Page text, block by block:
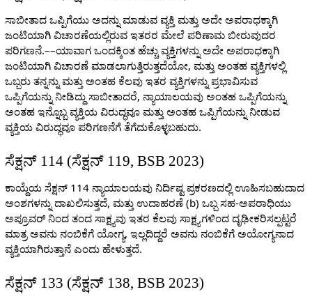
ಸಾಬೀತಾದ ಒಪ್ಪಿಗೆಯು ಅದನ್ನು ಮಾಡುವ ವ್ಯಕ್ತಿ ಮತ್ತು ಅದೇ ಅಪರಾಧಕ್ಕಾಗಿ
ಜಂಟಿಯಾಗಿ ವಿಚಾರಣೆಯಲ್ಲಿರುವ ಇತರರ ಮೇಲೆ ಪರಿಣಾಮ ಬೀರುವುದರ
ಪರಿಗಣನೆ.––ಯಾವಾಗ ಒಂದಕ್ಕಿಂತ ಹೆಚ್ಚು ವ್ಯಕ್ತಿಗಳನ್ನು ಅದೇ ಅಪರಾಧಕ್ಕಾಗಿ
ಜಂಟಿಯಾಗಿ ವಿಚಾರಣೆ ಮಾಡಲಾಗುತ್ತಿರುತ್ತದೆಯೋ, ಮತ್ತು ಅಂತಹ ವ್ಯಕ್ತಿಗಳಲ್ಲಿ
ಒಬ್ಬರು ತನ್ನನ್ನು ಮತ್ತು ಅಂತಹ ಕೆಲವು ಇತರ ವ್ಯಕ್ತಿಗಳನ್ನು ಪ್ರಭಾವಿಸುವ
ಒಪ್ಪಿಗೆಯನ್ನು ನೀಡಿದ್ದು ಸಾಬೀತಾದರೆ, ನ್ಯಾಯಾಲಯವು ಅಂತಹ ಒಪ್ಪಿಗೆಯನ್ನು
ಅಂತಹ ಇನ್ನೊಬ್ಬ ವ್ಯಕ್ತಿಯ ವಿರುದ್ಧವೂ ಮತ್ತು ಅಂತಹ ಒಪ್ಪಿಗೆಯನ್ನು ನೀಡುವ
ವ್ಯಕ್ತಿಯ ವಿರುದ್ಧವೂ ಪರಿಗಣನೆಗೆ ತೆಗೆದುಕೊಳ್ಳಬಹುದು.
ಸೆಕ್ಷನ್ 114 (ಸೆಕ್ಷನ್ 119, BSB 2023)
ಕಾಯ್ದೆಯ ಸೆಕ್ಷನ್ 114 ನ್ಯಾಯಾಲಯವು ನಿರ್ದಿಷ್ಟ ಪ್ರಕರಣದಲ್ಲಿ ಊಹಿಸಬಹುದಾದ
ಅಂಶಗಳನ್ನು ದಾಖಲಿಸುತ್ತದೆ, ಮತ್ತು ಉದಾಹರಣೆ (b) ಒಬ್ಬ ಸಹ-ಅಪರಾಧಿಯು
ಅಪ್ರೂವರ್ ನಿಂದ ತಂದ ಸಾಕ್ಷ್ಯವು ಇತರ ಕೆಲವು ಸಾಕ್ಷ್ಯಗಳಿಂದ ದೃಢೀಕರಿಸಲ್ಪಟ್ಟರೆ
ಮಾತ್ರ ಅವನು ನಂಬಿಕೆಗೆ ಯೋಗ್ಯ, ಇಲ್ಲದಿದ್ದರೆ ಅವನು ನಂಬಿಕೆಗೆ ಅಯೋಗ್ಯನಾದ
ವ್ಯಕ್ತಿಯಾಗಿರುತ್ತಾನೆ ಎಂದು ಹೇಳುತ್ತದೆ.
ಸೆಕ್ಷನ್ 133 (ಸೆಕ್ಷನ್ 138, BSB 2023)